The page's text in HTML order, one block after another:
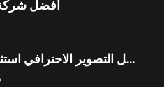
أفضل
8أسباب تجعل التصوير الاحترافي استثماراً ضرورياً